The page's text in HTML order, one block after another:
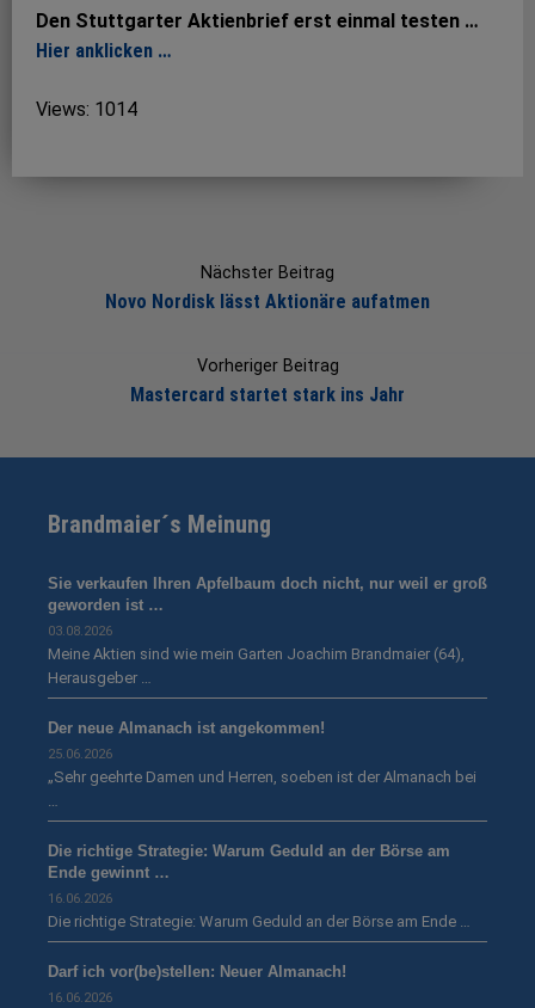
Den Stuttgarter Aktienbrief erst einmal testen …
Hier anklicken …
Views: 1014
Nächster Beitrag
Novo Nordisk lässt Aktionäre aufatmen
Vorheriger Beitrag
Mastercard startet stark ins Jahr
Brandmaier´s Meinung
Sie verkaufen Ihren Apfelbaum doch nicht, nur weil er groß
geworden ist …
03.08.2026
Meine Aktien sind wie mein Garten Joachim Brandmaier (64),
Herausgeber …
Der neue Almanach ist angekommen!
25.06.2026
„Sehr geehrte Damen und Herren, soeben ist der Almanach bei
…
Die richtige Strategie: Warum Geduld an der Börse am
Ende gewinnt …
16.06.2026
Die richtige Strategie: Warum Geduld an der Börse am Ende …
Darf ich vor(be)stellen: Neuer Almanach!
16.06.2026